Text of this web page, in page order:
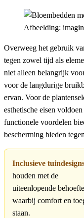
Afbeelding:
Overweeg het gebruik
tegen zowel tijd als
niet alleen belangrijk
voor de langdurige
ervan. Voor de
esthetische eisen
functionele voordelen
bescherming bieden
Inclusieve
houden met de
uiteenlopende
waarbij comfort en
staan.